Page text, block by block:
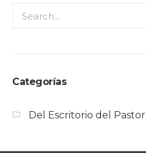
Categorías
Del Escritorio del Pastor